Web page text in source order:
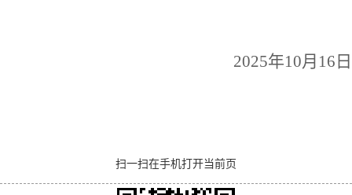
2025年10月16日
扫一扫在手机打开当前页